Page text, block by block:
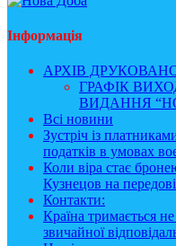
Інформація
АРХІВ
ГРАФІК
ВИДАННЯ
Всі новини
Зустріч із
податків в умовах
Коли віра стає
Кузнецов на
Контакти:
Країна тримається
звичайної